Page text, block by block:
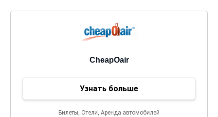
CheapOair
Узнать больше
Билеты, Отели, Аренда автомобилей